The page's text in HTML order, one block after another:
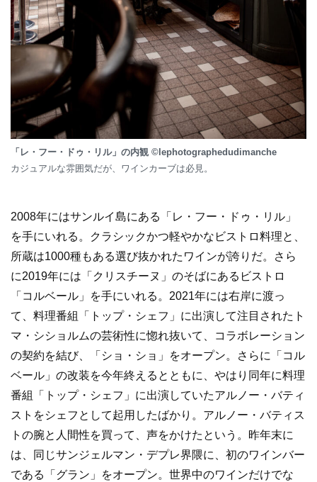
「レ・フー・ドゥ・リル」の内観 ©lephotographedudimanche
カジュアルな雰囲気だが、ワインカーブは必見。
2008年にはサンルイ島にある「レ・フー・ドゥ・リル」
を手にいれる。クラシックかつ軽やかなビストロ料理と、
所蔵は1000種もある選び抜かれたワインが誇りだ。さら
に2019年には「クリスチーヌ」のそばにあるビストロ
「コルベール」を手にいれる。2021年には右岸に渡っ
て、料理番組「トップ・シェフ」に出演して注目されたト
マ・シショルムの芸術性に惚れ抜いて、コラボレーション
の契約を結び、「ショ・ショ」をオープン。さらに「コル
ベール」の改装を今年終えるとともに、やはり同年に料理
番組「トップ・シェフ」に出演していたアルノー・バティ
ストをシェフとして起用したばかり。アルノー・バティス
トの腕と人間性を買って、声をかけたという。昨年末に
は、同じサンジェルマン・デプレ界隈に、初のワインバー
である「グラン」をオープン。世界中のワインだけでな